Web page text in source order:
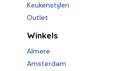
Keukenstijlen
Outlet
Winkels
Almere
Amsterdam